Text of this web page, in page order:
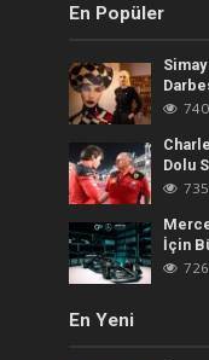
En Popüler
Simay
Dolu
İçin
En Yeni